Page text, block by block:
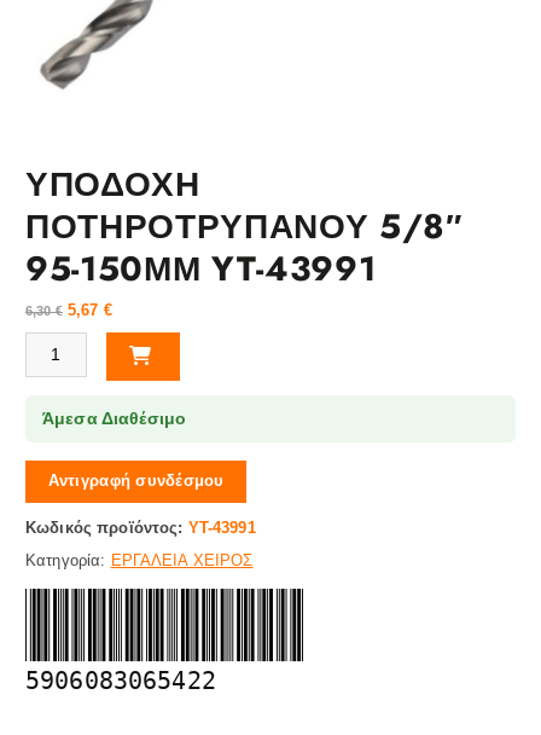
ΥΠΟΔΟΧΗ
ΠΟΤΗΡΟΤΡΥΠΑΝΟΥ 5/8″
95-150ΜΜ YT-43991
6,30€ 5,67 €
ΥΠΟΔΟΧΗ ΠΟΤΗΡΟΤΡΥΠΑΝΟΥ 5/8" 95-150ΜΜ YT-43991 ποσότητα
Άμεσα Διαθέσιμο
Αντιγραφή συνδέσμου
Κωδικός προϊόντος: YT-43991
Κατηγορία: ΕΡΓΑΛΕΙΑ ΧΕΙΡΟΣ
5906083065422